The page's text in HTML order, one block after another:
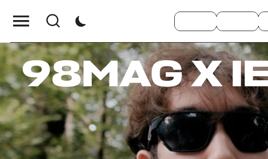
98MAG X